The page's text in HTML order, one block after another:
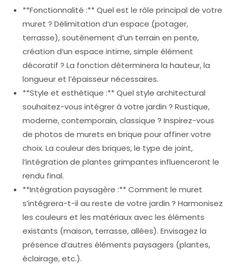
**Fonctionnalité :** Quel est le rôle principal de votre
muret ? Délimitation d’un espace (potager,
terrasse), soutènement d’un terrain en pente,
création d’un espace intime, simple élément
décoratif ? La fonction déterminera la hauteur, la
longueur et l’épaisseur nécessaires.
**Style et esthétique :** Quel style architectural
souhaitez-vous intégrer à votre jardin ? Rustique,
moderne, contemporain, classique ? Inspirez-vous
de photos de murets en brique pour affiner votre
choix. La couleur des briques, le type de joint,
l’intégration de plantes grimpantes influenceront le
rendu final.
**Intégration paysagère :** Comment le muret
s’intégrera-t-il au reste de votre jardin ? Harmonisez
les couleurs et les matériaux avec les éléments
existants (maison, terrasse, allées). Envisagez la
présence d’autres éléments paysagers (plantes,
éclairage, etc.).